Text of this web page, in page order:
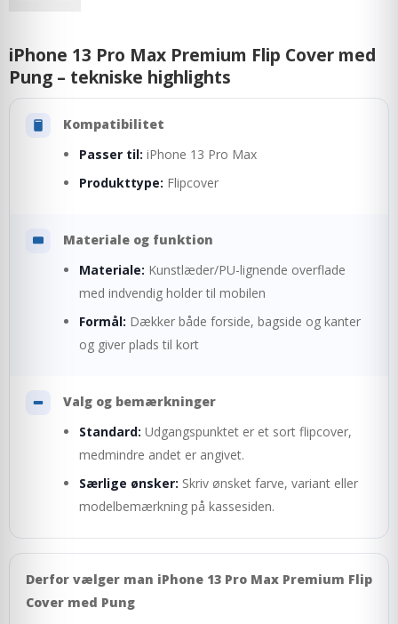
iPhone 13 Pro Max Premium Flip Cover med
Pung – tekniske highlights
Kompatibilitet
Passer til: iPhone 13 Pro Max
Produkttype: Flipcover
Materiale og funktion
Materiale: Kunstlæder/PU-lignende overflade
med indvendig holder til mobilen
Formål: Dækker både forside, bagside og kanter
og giver plads til kort
Valg og bemærkninger
Standard: Udgangspunktet er et sort flipcover,
medmindre andet er angivet.
Særlige ønsker: Skriv ønsket farve, variant eller
modelbemærkning på kassesiden.
Derfor vælger man iPhone 13 Pro Max Premium Flip
Cover med Pung